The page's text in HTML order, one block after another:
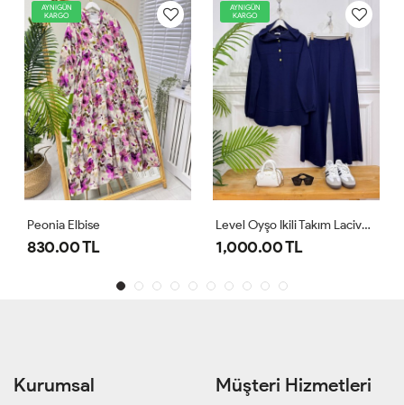
AYNIGÜN
KARGO
Level Oyşo Ikili Takım Lacivert
1,000.00 TL
AYNIGÜN
KARGO
Zeren Elbise Pudra
800.00 TL
Kurumsal Müşteri Hizmetleri